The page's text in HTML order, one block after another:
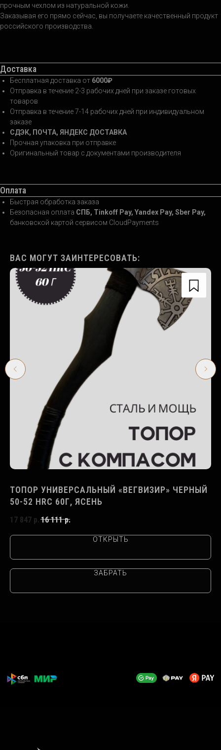
прочным чехлом из натуральной кожи.
Заказывая его прямо сейчас, вы получаете качественный продукт
российского производства.
Доставка
Бесплатная доставка от 6000₽
Отправка в течение 2-3 рабочих дней при заказе готовых
товаров
Отправка в течение 7-14 рабочих дней при индивидуальном
заказе
СДЭК, ПОЧТА, ЯНДЕКС ДОСТАВКА
Прочная упаковка при отправке
Оригинальный товар с документами производителя
Оплата
Быстрая обработка заказа
Безопасная оплата СПБ, Tinkoff Pay, Yandex Pay, Sber Pay,
банковской картой сервисом CloudPayments
ВАС МОГУТ ЗАИНТЕРЕСОВАТЬ:
ТОПОР УНИВЕРСАЛЬНЫЙ «ВЕГВИЗИР» ЧЕРНЫЙ
50-52 HRC 60Г, ЯСЕНЬ
17 847 р. 16 111 р.
ОТКРЫТЬ
ЗАБРАТЬ